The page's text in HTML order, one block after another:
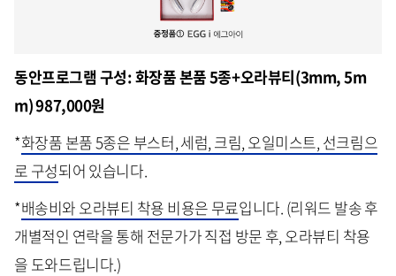
동안프로그램 구성: 화장품 본품 5종+오라뷰티(3mm, 5m
m) 987,000원
*화장품 본품 5종은 부스터, 세럼, 크림, 오일미스트, 선크림으
로 구성되어 있습니다.
*배송비와 오라뷰티 착용 비용은 무료입니다. (리워드 발송 후
개별적인 연락을 통해 전문가가 직접 방문 후, 오라뷰티 착용
을 도와드립니다.)